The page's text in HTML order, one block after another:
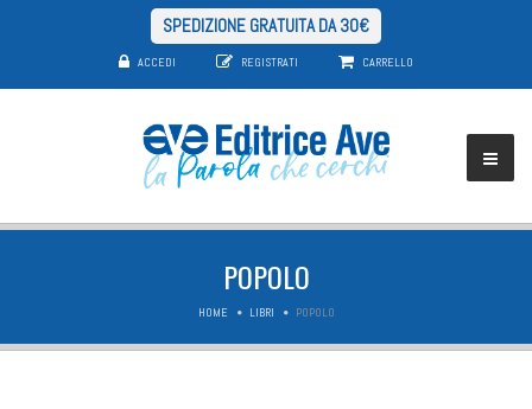
SPEDIZIONE GRATUITA DA 30€
ACCEDI REGISTRATI CARRELLO
POPOLO
HOME LIBRI POPOLO